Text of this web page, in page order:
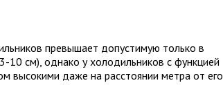
превышает допустимую только в
10 см), однако у холодильников с функцией
высокими даже на расстоянии метра от его